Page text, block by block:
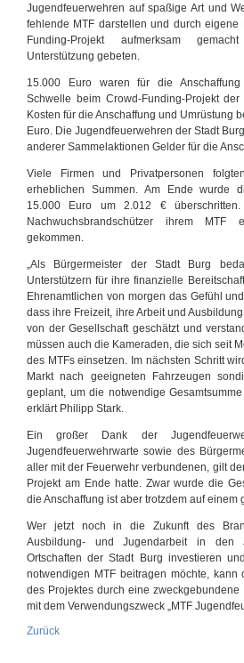
Jugendfeuerwehren auf spaßige Art und
fehlende MTF darstellen und durch eigene
Funding-Projekt aufmerksam
Unterstützung gebeten.
15.000 Euro waren für die
Schwelle beim Crowd-Funding-Projekt
Kosten für die Anschaffung und Umrüstung
Euro. Die Jugendfeuerwehren der Stadt
anderer Sammelaktionen Gelder für die
Viele Firmen und Privatpersonen
erheblichen Summen. Am Ende wurde
15.000 Euro um 2.012 €
Nachwuchsbrandschützer ihrem
gekommen.
„Als Bürgermeister der Stadt Burg
Unterstützern für ihre finanzielle
Ehrenamtlichen von morgen das Gefühl
dass ihre Freizeit, ihre Arbeit und
von der Gesellschaft geschätzt und
müssen auch die Kameraden, die sich seit
des MTFs einsetzen. Im nächsten Schritt
Markt nach geeigneten Fahrzeugen
geplant, um die notwendige
erklärt Philipp Stark.
Ein großer Dank der
Jugendfeuerwehrwarte sowie des
aller mit der Feuerwehr verbundenen, gilt
Projekt am Ende hatte. Zwar wurde die
die Anschaffung ist aber trotzdem auf einem
Wer jetzt noch in die Zukunft des
Ausbildung- und Jugendarbeit in den
Ortschaften der Stadt Burg investieren
notwendigen MTF beitragen möchte, kann
des Projektes durch eine
mit dem Verwendungszweck „MTF
Zurück